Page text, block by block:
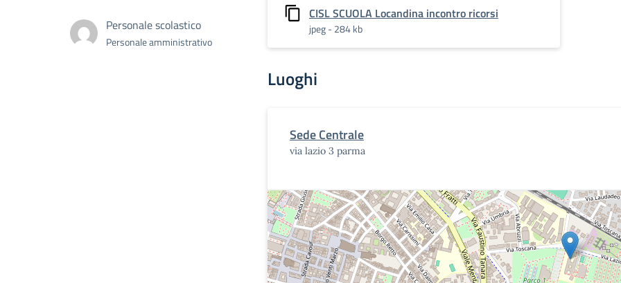
CISL SCUOLA Locandina incontro ricorsi
jpeg - 284 kb
Luoghi
Sede Centrale
via lazio 3 parma
Personale scolastico
Personale amministrativo